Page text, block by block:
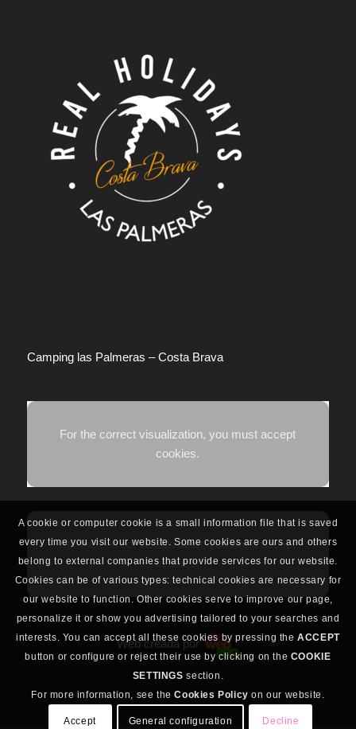
Camping las Palmeras – Costa Brava
For the correct visualization, you must accept
cookies.
For the correct visualization, you must accept
cookies.
Web creada por
A cookie or computer cookie is a small information file that is saved
every time you visit our website. Some cookies are ours and others
belong to external companies that provide services for our website.
Cookies can be of various types: technical cookies are necessary for
our website to function. Other cookies serve to improve our page,
personalize it or show you advertising tailored to your searches and
interests. You can accept all these cookies by pressing theACCEPT
button or configure or reject their use by clicking on the COOKIE
SETTINGS section.
For more information, see theCookies Policy on our website.
Accept General configuration Decline